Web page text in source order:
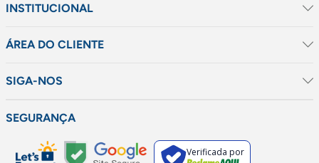
INSTITUCIONAL
ÁREA DO CLIENTE
SIGA-NOS
SEGURANÇA
Verificada por